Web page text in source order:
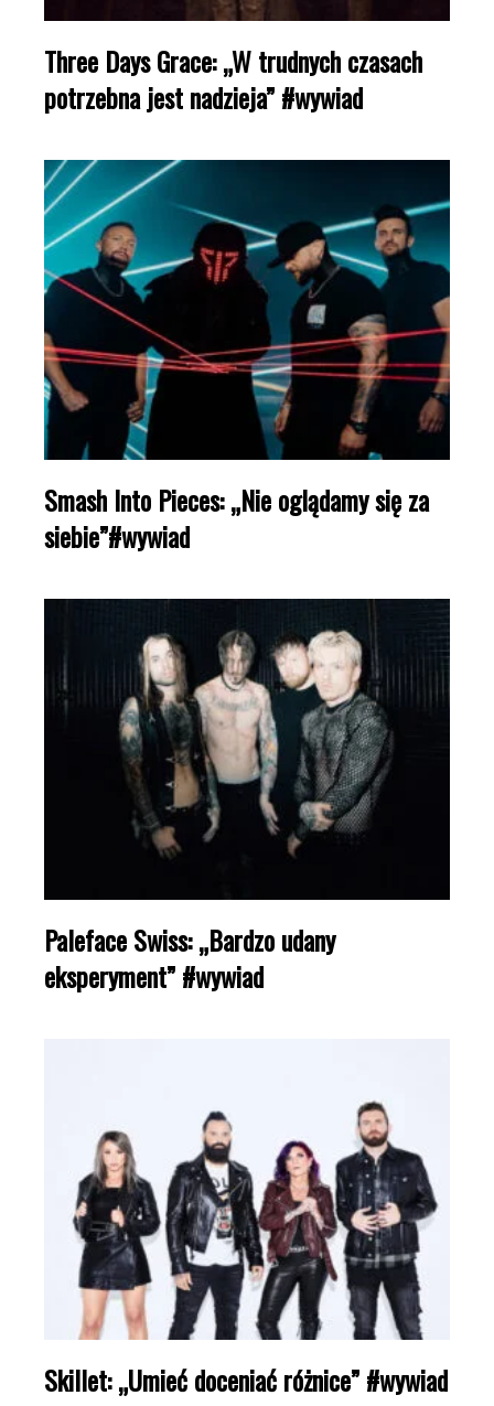
Three Days Grace: „W trudnych czasach
potrzebna jest nadzieja” #wywiad
Smash Into Pieces: „Nie oglądamy się za
siebie”#wywiad
Paleface Swiss: „Bardzo udany
eksperyment” #wywiad
Skillet: „Umieć doceniać różnice” #wywiad